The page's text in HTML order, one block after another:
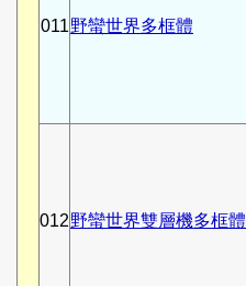
011野蠻世界多框體
012野蠻世界雙層機多框體